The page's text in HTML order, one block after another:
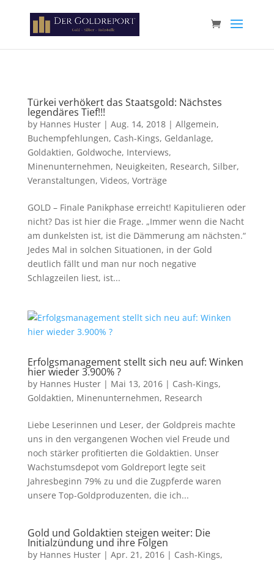
Türkei verhökert das Staatsgold: Nächstes
legendäres Tief!!!
by Hannes Huster| Aug. 14, 2018| Allgemein,
Buchempfehlungen, Cash-Kings, Geldanlage,
Goldaktien, Goldwoche, Interviews,
Minenunternehmen, Neuigkeiten, Research, Silber,
Veranstaltungen, Videos, Vorträge
GOLD – Finale Panikphase erreicht! Kapitulieren oder
nicht? Das ist hier die Frage. „Immer wenn die Nacht
am dunkelsten ist, ist die Dämmerung am nächsten.“
Jedes Mal in solchen Situationen, in der Gold
deutlich fällt und man nur noch negative
Schlagzeilen liest, ist...
Erfolgsmanagement stellt sich neu auf: Winken
hier wieder 3.900% ?
by Hannes Huster| Mai 13, 2016| Cash-Kings,
Goldaktien, Minenunternehmen, Research
Liebe Leserinnen und Leser, der Goldpreis machte
uns in den vergangenen Wochen viel Freude und
noch stärker profitierten die Goldaktien. Unser
Wachstumsdepot vom Goldreport legte seit
Jahresbeginn 79% zu und die Zugpferde waren
unsere Top-Goldproduzenten, die ich...
Gold und Goldaktien steigen weiter: Die
Initialzündung und ihre Folgen
by Hannes Huster| Apr. 21, 2016| Cash-Kings,